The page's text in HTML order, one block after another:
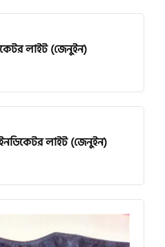
লাইট (জেনুইন)
লাইট (জেনুইন)